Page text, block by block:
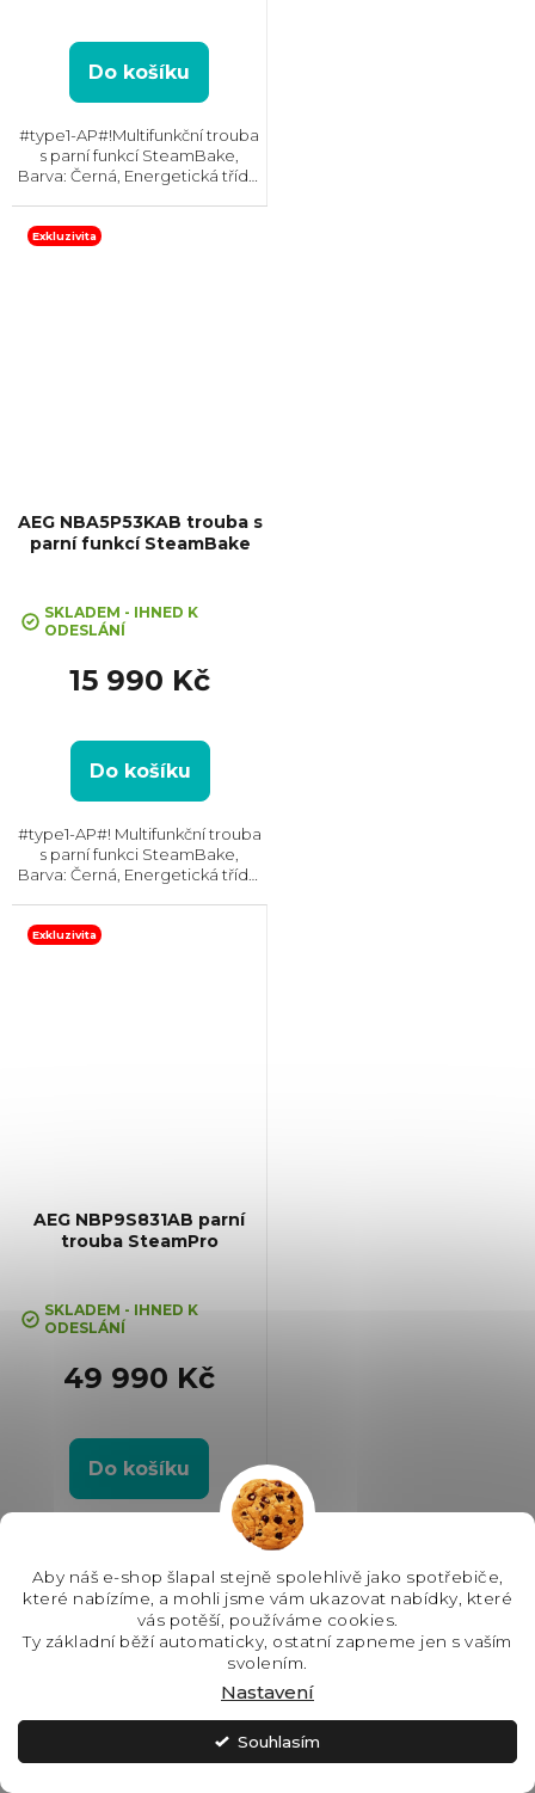
Aby náš e-shop šlapal stejně spolehlivě jako spotřebiče,
které nabízíme, a mohli jsme vám ukazovat nabídky, které
vás potěší, používáme cookies.
Ty základní běží automaticky, ostatní zapneme jen s vaším
svolením.
Nastavení
Souhlasím
Do košíku
#type1-AP#!Multifunkční trouba
s parní funkcí SteamBake,
Barva: Černá, Energetická třída:
W, Gril, Rozměry
Exkluzivita
AEG NBA5P53KAB trouba s
parní funkcí SteamBake
SKLADEM - IHNED K
ODESLÁNÍ
15 990 Kč
Do košíku
#type1-AP#! Multifunkční trouba
s parní funkci SteamBake,
Barva: Černá, Energetická třída:
Gril, Rozměry (VxŠxH):
Exkluzivita
AEG NBP9S831AB parní
trouba SteamPro
SKLADEM - IHNED K
ODESLÁNÍ
49 990 Kč
Do košíku
#type1-APP#! 100 % Parní
trouba SteamPro, Barva: Černá,
Energetická třída: A++, Čištění:
Parní, Vnitřní objem: 70 l, Max.
příkon: 3500 W, Gril , Rozměry
(VxŠxH): 595x595x567 mm,
Výbava:...